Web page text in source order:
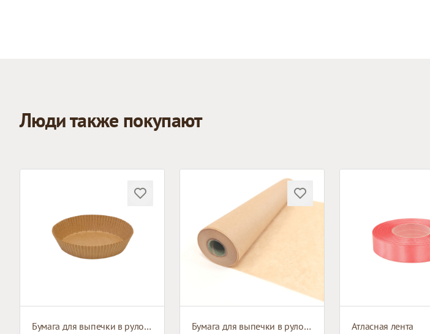
Люди также покупают
Бумага для выпечки в рулонах
Бумага для выпечки в рулонах
Атласная лента